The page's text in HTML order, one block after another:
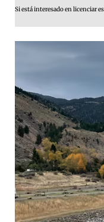
Si está interesado en licenciar